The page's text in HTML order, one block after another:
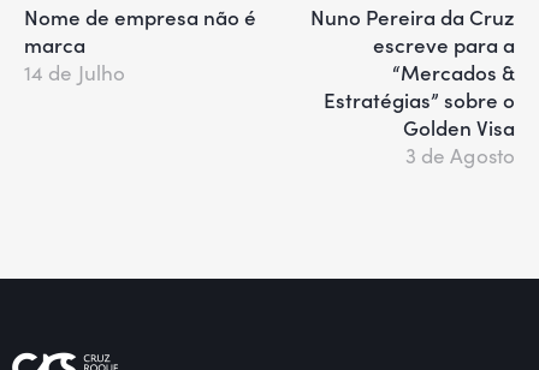
Nome de empresa não é
marca
14 de Julho
Nuno Pereira da Cruz
escreve para a
“Mercados &
Estratégias” sobre o
Golden Visa
3 de Agosto